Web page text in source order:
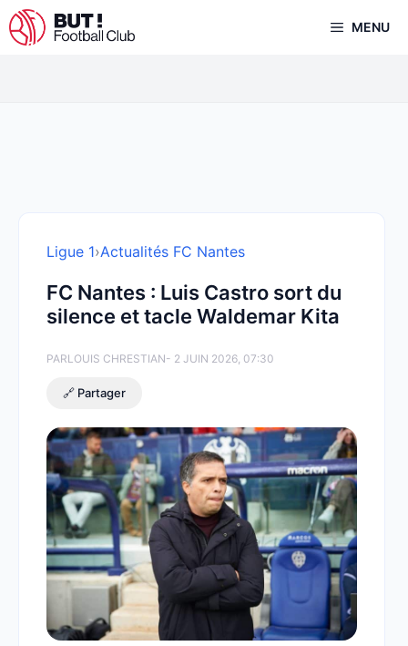
Aller
au
MENU
Ligue 1›Actualités FC Nantes
FC Nantes : Luis Castro sort du
silence et tacle Waldemar Kita
PARLOUIS CHRESTIAN- 2 JUIN 2026, 07:30
🔗 Partager